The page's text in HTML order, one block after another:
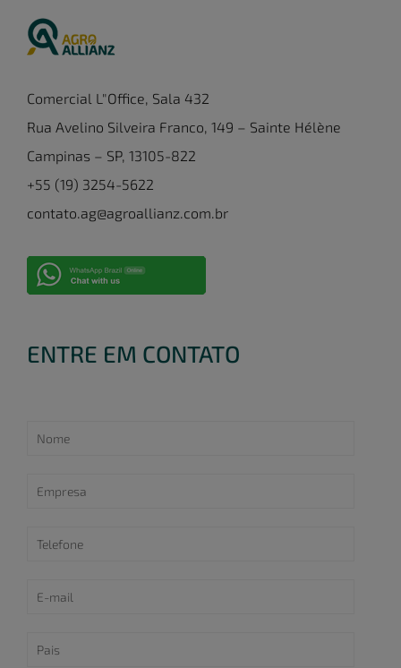
Comercial L"Office, Sala 432
Rua Avelino Silveira Franco, 149 – Sainte Hélène
Campinas – SP, 13105-822
+55 (19) 3254-5622
contato.ag@agroallianz.com.br
ENTRE EM CONTATO